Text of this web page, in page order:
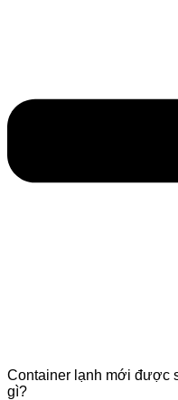
Container lạnh mới được
gì?